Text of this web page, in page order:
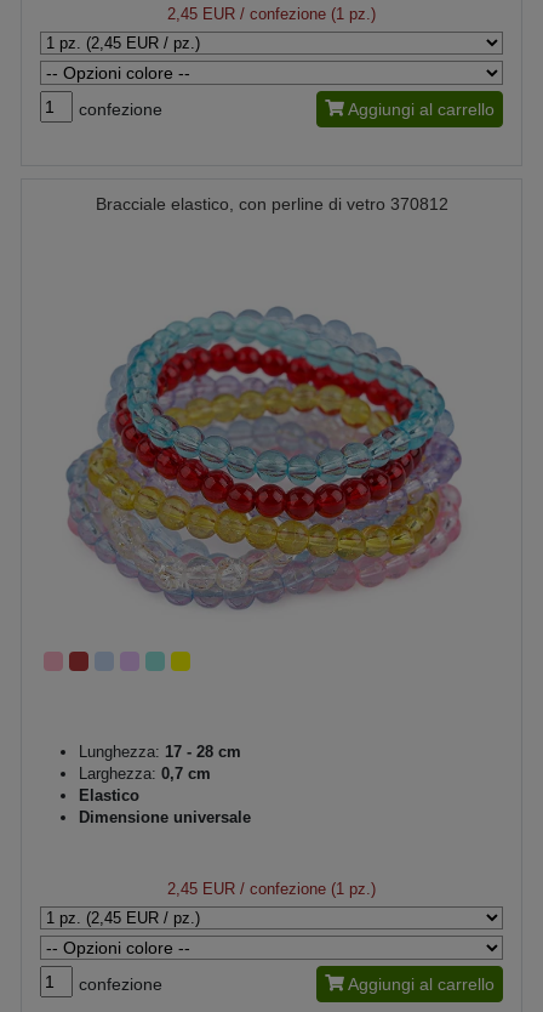
2,45 EUR / confezione (1 pz.)
confezione Aggiungi al carrello
Bracciale elastico, con perline di vetro 370812
Lunghezza: 17 - 28 cm
Larghezza: 0,7 cm
Elastico
Dimensione universale
2,45 EUR / confezione (1 pz.)
confezione Aggiungi al carrello